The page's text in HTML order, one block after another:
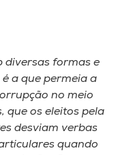
diversas formas e
a que permeia a
no meio
que os eleitos pela
desviam verbas
quando